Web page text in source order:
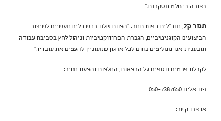
בצורה בהחלט מסקרנת."
תמר קל, מנכ"לית כפות תמר. "הצוות שלנו רכש כלים מעשיים לשיפור
הביצועים הקוגניטיביים, הגברת הפרודוקטיביות וניהול לחץ בסביבת עבודה
תובענית. אנו ממליצים בחום לכל ארגון שמעוניין להעצים את עובדיו."
לקבלת פרטים נוספים על הרצאות, המלצות והצעת מחיר:
פנו אלינו 050-7387650
או צרו קשר: